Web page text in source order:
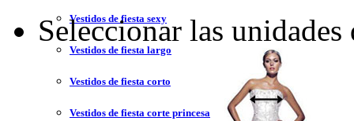
Vestidos de fiesta sexy
Vestidos de fiesta largo
Vestidos de fiesta corto
Vestidos de fiesta corte princesa
Seleccionar las